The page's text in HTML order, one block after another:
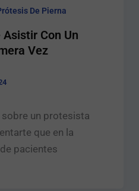
De Pierna
Con Un
Vez
un protesista
que en la
pacientes